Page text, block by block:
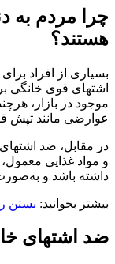
چرا مردم به
هستند؟
بسیاری از افراد
اشتهای قوی خانگی
موجود در بازار،
عوارضی مانند تپش
در مقابل، ضد اشتهای
و مواد غذایی
داشته باشد و
بیشتر بخوانید: بستن
ضد اشتهای